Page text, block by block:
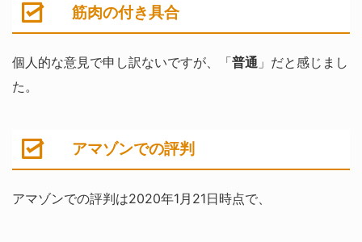
筋肉の付き具合
個人的な意見で申し訳ないですが、「普通 」だと感じまし
た。
アマゾンでの評判
アマゾンでの評判は2020年1月21日時点で、